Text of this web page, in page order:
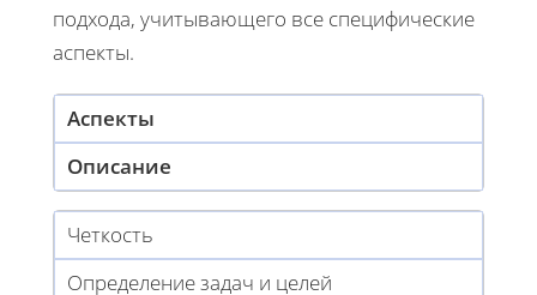
подхода, учитывающего все специфические
аспекты.
Аспекты
Описание
Четкость
Определение задач и целей